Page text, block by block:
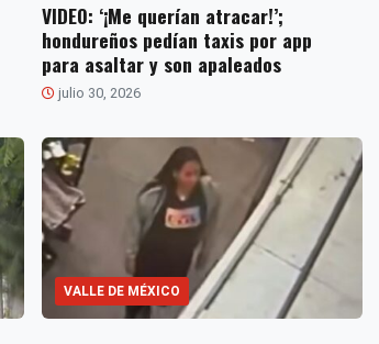
VIDEO: ‘¡Me querían atracar!’;
hondureños pedían taxis por app
para asaltar y son apaleados
julio 30, 2026
VALLE DE MÉXICO